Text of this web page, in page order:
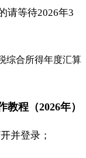
请等待2026年3
程（2026年）
并登录；